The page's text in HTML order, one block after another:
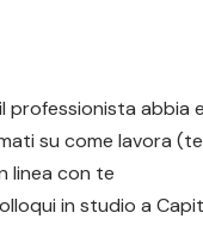
professionista abbia
su come lavora
linea con te
in studio a